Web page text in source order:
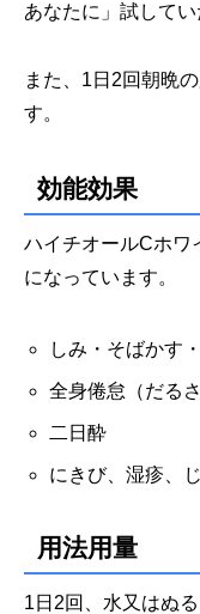
あなたに」試してい
また、1日2回朝晩
す。
効能効果
ハイチオールCホワ
になっています。
しみ・そばかす
全身倦怠（だるさ
二日酔
にきび、湿疹、
用法用量
1日2回、水又はぬ